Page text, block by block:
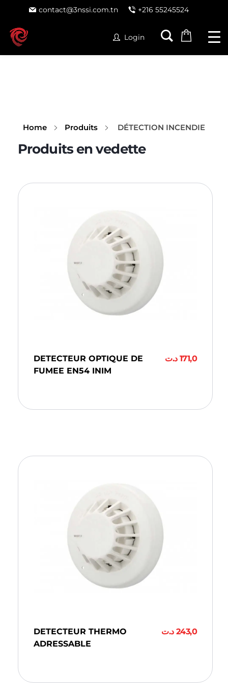
contact@3nssi.com.tn +216 55245524
Login
Home Produits DÉTECTION INCENDIE
DETECTEUR OPTIQUE DE
FUMEE EN54 INIM
171,0 د.ت
DETECTEUR THERMO
ADRESSABLE
243,0 د.ت